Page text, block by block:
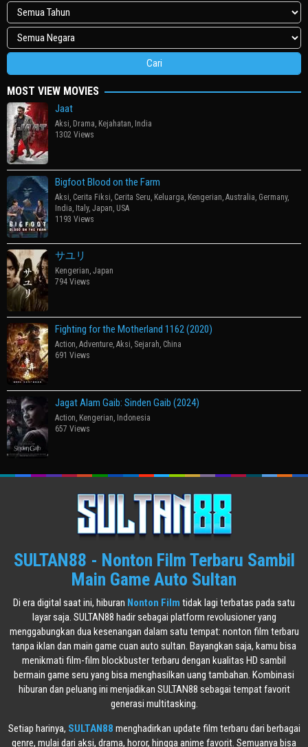
MOST VIEW MOVIES
Jaat
Aksi, Drama, Kejahatan, India
1302 Views
Bigfoot Blood on the Farm
Aksi, Cerita Fiksi, Cerita Seru, Keluarga, Kengerian, Australia, Germany,
India, Italy, Japan, USA
1193 Views
サユリ
Kengerian, Japan
794 Views
Fighting for the Motherland 1162 (2020)
Action, Adventure, Aksi, Sejarah, China
691 Views
Jagat Alam Gaib: Sinden Gaib (2024)
Action, Kengerian, Indonesia
657 Views
SULTAN88 - Nonton Film Terbaru Sambil
Main Game Auto Sultan
Di era digital saat ini, hiburan Nonton Film tidak lagi terbatas pada satu
layar saja. SULTAN88 hadir sebagai platform revolusioner yang
menggabungkan dua kesenangan dalam satu tempat: nonton film terbaru
tanpa iklan dan main game cuan auto sultan. Bayangkan saja, kamu bisa
menikmati film-film blockbuster terbaru dengan kualitas HD sambil
bermain game seru yang bisa menghasilkan uang tambahan. Kombinasi
hiburan dan peluang ini menjadikan SULTAN88 sebagai tempat favorit
generasi multitasking.
Setiap harinya, SULTAN88 menghadirkan update film terbaru dari berbagai
genre, mulai dari aksi, drama, horor, hingga anime favorit. Semuanya bisa